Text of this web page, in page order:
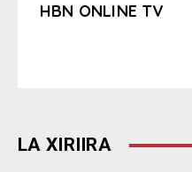
HBN ONLINE TV
LA XIRIIRA